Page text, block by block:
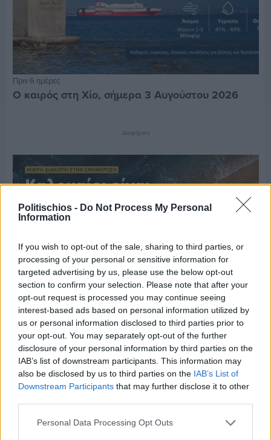
Politischios - Do Not Process My Personal
Information
If you wish to opt-out of the sale, sharing to third parties, or
processing of your personal or sensitive information for
targeted advertising by us, please use the below opt-out
section to confirm your selection. Please note that after your
opt-out request is processed you may continue seeing
interest-based ads based on personal information utilized by
us or personal information disclosed to third parties prior to
your opt-out. You may separately opt-out of the further
disclosure of your personal information by third parties on the
IAB’s list of downstream participants. This information may
also be disclosed by us to third parties on the IAB’s List of
Downstream Participants that may further disclose it to other
Personal Data Processing Opt Outs
Πριν 6 ημέρες
Ο καιρός στη Χίο, σήμερα 3 Αυγούστου 2026
Διαφήμιση
Πριν 8 ημέρες
Μία μικρή αλλά αναγκαία ανάπαυλα για την
ομάδα του «Πολίτη»